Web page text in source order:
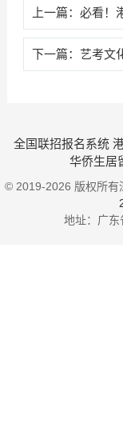
上一篇： 必看！
下一篇： 艺考文
全国联招报名系统
华侨生居
© 2019-2026 版权所有
地址：广东